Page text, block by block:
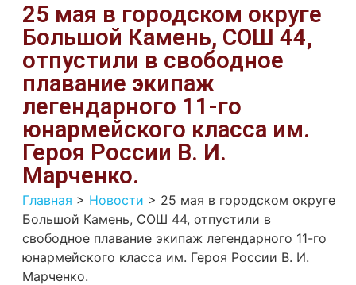
25 мая в городском округе
Большой Камень, СОШ 44,
отпустили в свободное
плавание экипаж
легендарного 11-го
юнармейского класса им.
Героя России В. И.
Марченко.
Главная > Новости > 25 мая в городском округе
Большой Камень, СОШ 44, отпустили в
свободное плавание экипаж легендарного 11-го
юнармейского класса им. Героя России В. И.
Марченко.